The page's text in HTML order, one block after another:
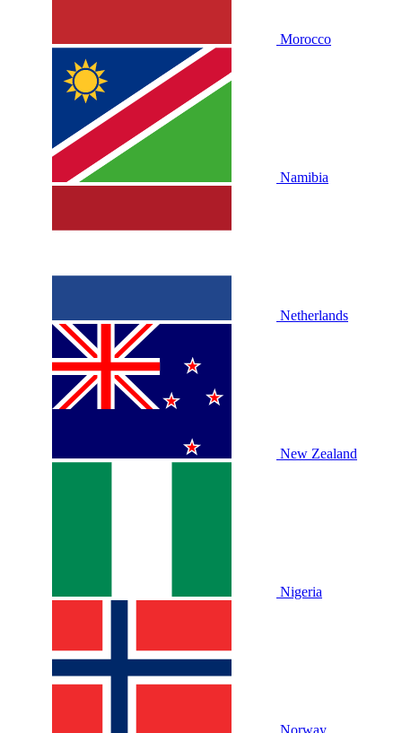
Morocco
Namibia
Netherlands
New Zealand
Nigeria
Norway